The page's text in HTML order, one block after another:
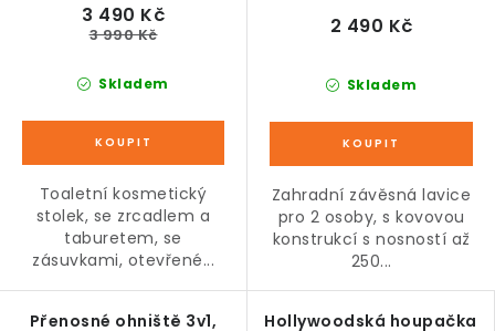
Skladem
3 490 Kč
3 990 Kč
Toaletní kosmetický
stolek, se zrcadlem a
taburetem, se
zásuvkami, otevřené...
Skladem
2 490 Kč
Zahradní závěsná lavice
pro 2 osoby, s kovovou
konstrukcí s nosností až
250...
Přenosné ohniště 3v1, Hollywoodská houpačka